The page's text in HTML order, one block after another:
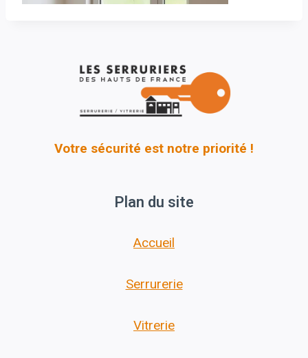
Votre sécurité est notre priorité !
Plan du site
Accueil
Serrurerie
Vitrerie